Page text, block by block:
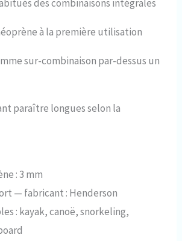
des combinaisons intégrales
à la première utilisation
sur-combinaison par-dessus un
paraître longues selon la
: 3 mm
— fabricant : Henderson
: kayak, canoë, snorkeling,